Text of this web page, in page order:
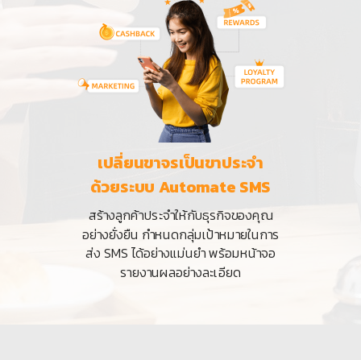
เปลี่ยนขาจรเป็นขาประจำ
ด้วยระบบ Automate SMS
สร้างลูกค้าประจำให้กับธุรกิจของคุณ
อย่างยั่งยืน กำหนดกลุ่มเป้าหมายในการ
ส่ง SMS ได้อย่างแม่นยำ พร้อมหน้าจอ
รายงานผลอย่างละเอียด